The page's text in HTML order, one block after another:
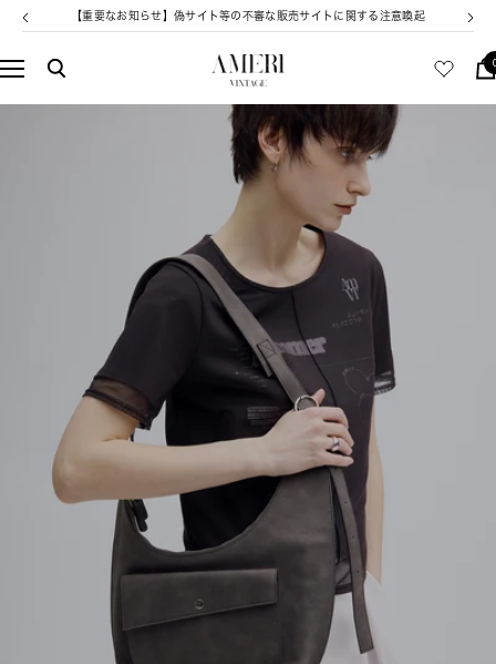
ン
へ
戻
【重要なお知らせ】偽サイト等の不審な販売サイトに関する注意喚起
次
ナ
ゲ
AMERI
VINTAGE